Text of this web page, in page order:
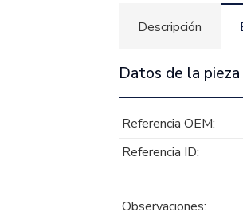
Descripción
Datos de la pieza
Referencia OEM:
Referencia ID:
Observaciones: